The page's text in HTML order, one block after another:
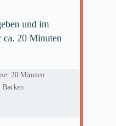
und im
ca. 20 Minuten
20 Minuten
Backen